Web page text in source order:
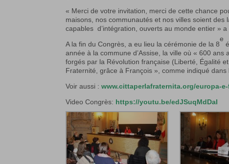
« Merci de votre invitation, merci de cette chance
maisons, nos communautés et nos villes soient des
capables d’intégration, ouverts au monde entier »
A la fin du Congrès, a eu lieu la cérémonie de la 8
e
année à la commune d’Assise, la ville où « 600
forgés par la Révolution française (Liberté, Égalité
Fraternité, grâce à François », comme indiqué dans
Voir aussi :www.cittaperlafraternita.org/europa-
Video Congrès: https://youtu.be/edJSuqMdDaI